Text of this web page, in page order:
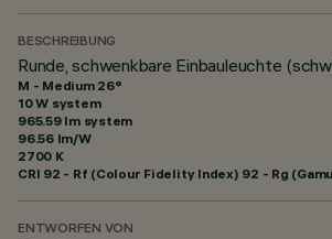
BESCHREIBUNG
Runde, schwenkbare Einbauleuchte
M - Medium 26°
10 W system
965.59 lm system
96.56 lm/W
2700 K
CRI 92 - Rf (Colour Fidelity Index) 92 - Rg
ENTWORFEN VON